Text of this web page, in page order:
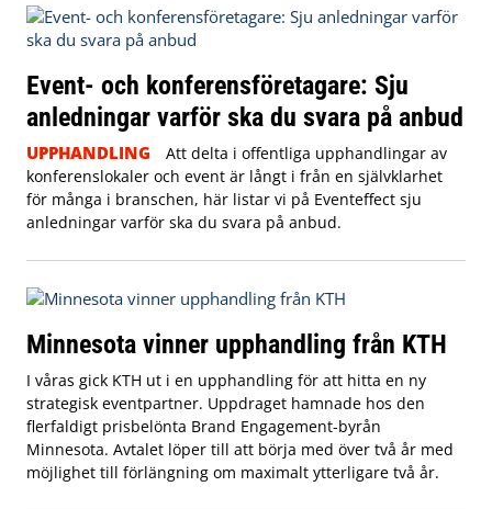
Event- och konferensföretagare: Sju
anledningar varför ska du svara på anbud
UPPHANDLING
Att delta i offentliga upphandlingar av
konferenslokaler och event är långt i från en självklarhet
för många i branschen, här listar vi på Eventeffect sju
anledningar varför ska du svara på anbud.
Minnesota vinner upphandling från KTH
I våras gick KTH ut i en upphandling för att hitta en ny
strategisk eventpartner. Uppdraget hamnade hos den
flerfaldigt prisbelönta Brand Engagement-byrån
Minnesota. Avtalet löper till att börja med över två år med
möjlighet till förlängning om maximalt ytterligare två år.